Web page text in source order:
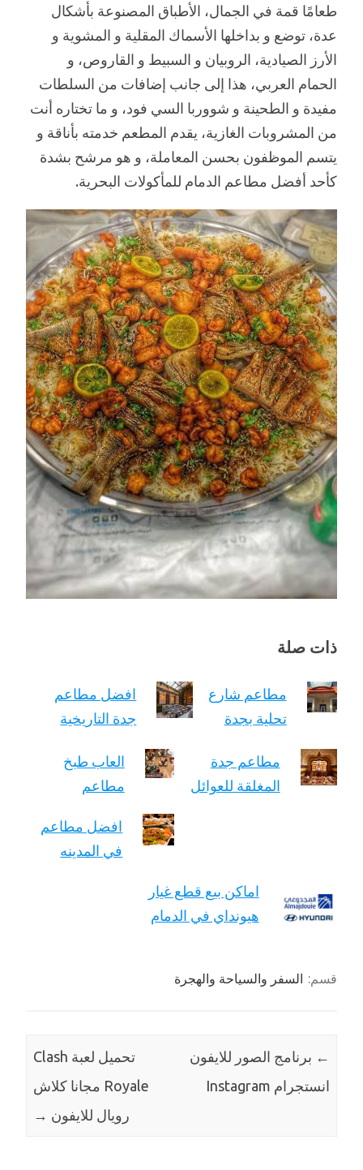
طعامًا قمة في الجمال، الأطباق المصنوعة بأشكال
عدة، توضع و بداخلها الأسماك المقلية و المشوية و
الأرز الصيادية، الروبيان و السبيط و القاروص، و
الحمام العربي، هذا إلى جانب إضافات من السلطات
مفيدة و الطحينة و شووربا السي فود، و ما تختاره أنت
من المشروبات الغازية، يقدم المطعم خدمته بأناقة و
يتسم الموظفون بحسن المعاملة، و هو مرشح بشدة
كأحد أفضل مطاعم الدمام للمأكولات البحرية.
ذات صلة
مطاعم شارع
تحلية بجدة
افضل مطاعم
جدة التاريخية
مطاعم جدة
المغلقة للعوائل
العاب طبخ
مطاعم
افضل مطاعم
في المدينه
اماكن بيع قطع غيار
هيونداي في الدمام
قسم: السفر والسياحة والهجرة
← برنامج الصور للايفون
انستجرام Instagram‬‎
تحميل لعبة Clash
Royale مجانا كلاش
رويال للايفون →